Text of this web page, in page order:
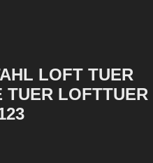
LOFT TUER
TUER LOFTTUER